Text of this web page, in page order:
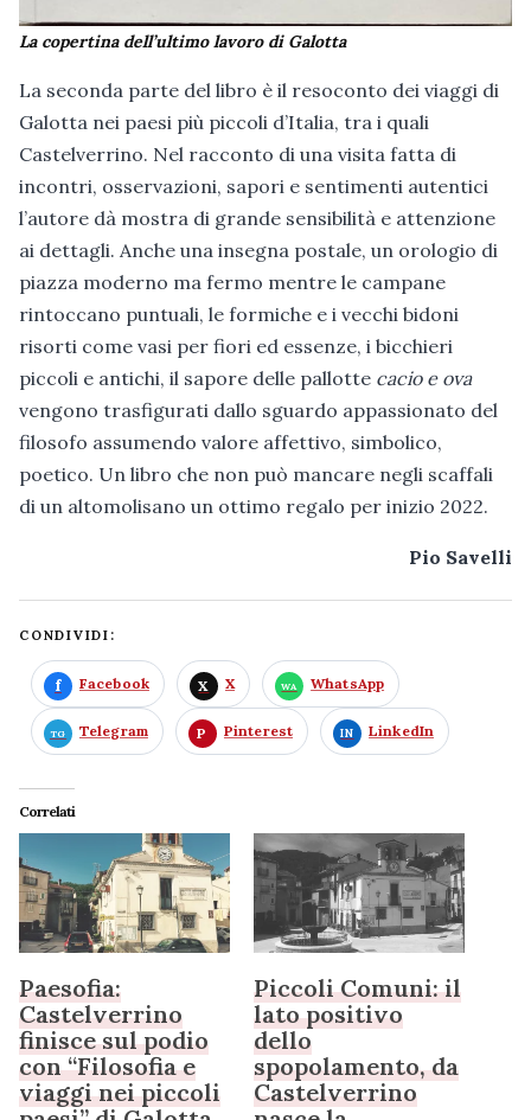
La copertina dell’ultimo lavoro di Galotta
La seconda parte del libro è il resoconto dei viaggi di
Galotta nei paesi più piccoli d’Italia, tra i quali
Castelverrino. Nel racconto di una visita fatta di
incontri, osservazioni, sapori e sentimenti autentici
l’autore dà mostra di grande sensibilità e attenzione
ai dettagli. Anche una insegna postale, un orologio di
piazza moderno ma fermo mentre le campane
rintoccano puntuali, le formiche e i vecchi bidoni
risorti come vasi per fiori ed essenze, i bicchieri
piccoli e antichi, il sapore delle pallotte cacio e ova
vengono trasfigurati dallo sguardo appassionato del
filosofo assumendo valore affettivo, simbolico,
poetico. Un libro che non può mancare negli scaffali
di un altomolisano un ottimo regalo per inizio 2022.
Pio Savelli
CONDIVIDI:
Facebook X WhatsApp
Telegram Pinterest LinkedIn
Correlati
Paesofia:
Castelverrino
finisce sul podio
con “Filosofia e
viaggi nei piccoli
Piccoli Comuni: il
lato positivo
dello
spopolamento, da
Castelverrino